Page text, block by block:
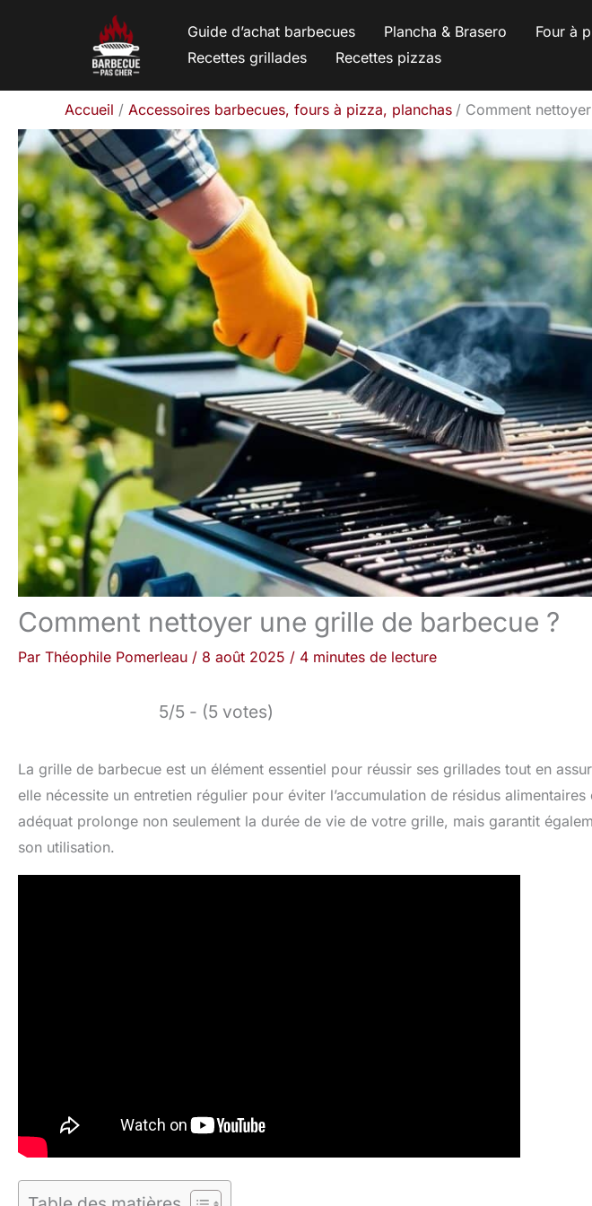
Guide d’achat barbecues Plancha & Brasero Four à
Recettes grillades
Recettes pizzas
Accueil Accessoires barbecues, fours à pizza, planchas Comment
Comment nettoyer une grille de barbecue ?
Par Théophile Pomerleau / 8 août 2025 / 4 minutes de lecture
5/5 - (5 votes)
La grille de barbecue est un élément essentiel pour réussir ses grillades tout en
elle nécessite un entretien régulier pour éviter l’accumulation de résidus
adéquat prolonge non seulement la durée de vie de votre grille, mais garantit
son utilisation.